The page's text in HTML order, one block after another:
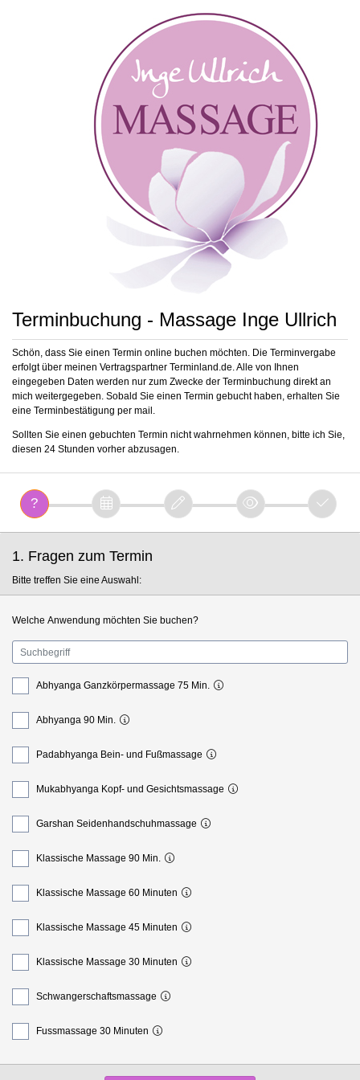
Terminbuchung - Massage Inge Ullrich
Schön, dass Sie einen Termin online buchen möchten. Die Terminvergabe
erfolgt über meinen Vertragspartner Terminland.de. Alle von Ihnen
eingegeben Daten werden nur zum Zwecke der Terminbuchung direkt an
mich weitergegeben. Sobald Sie einen Termin gebucht haben, erhalten Sie
eine Terminbestätigung per mail.
Sollten Sie einen gebuchten Termin nicht wahrnehmen können, bitte ich Sie,
diesen 24 Stunden vorher abzusagen.
1. Fragen zum Termin
Bitte treffen Sie eine Auswahl:
Welche Anwendung möchten Sie buchen?
Abhyanga Ganzkörpermassage 75 Min.
Abhyanga 90 Min.
Padabhyanga Bein- und Fußmassage
Mukabhyanga Kopf- und Gesichtsmassage
Garshan Seidenhandschuhmassage
Klassische Massage 90 Min.
Klassische Massage 60 Minuten
Klassische Massage 45 Minuten
Klassische Massage 30 Minuten
Schwangerschaftsmassage
Fussmassage 30 Minuten